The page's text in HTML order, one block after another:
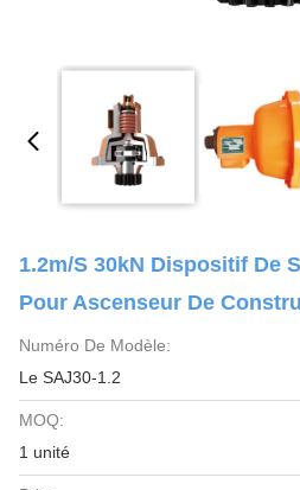
1.2m/S 30kN Dispositif De
Pour Ascenseur De
Numéro De Modèle:
Le SAJ30-1.2
MOQ:
1 unité